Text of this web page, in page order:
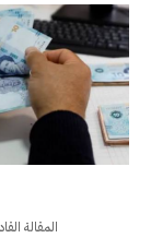
المقالة